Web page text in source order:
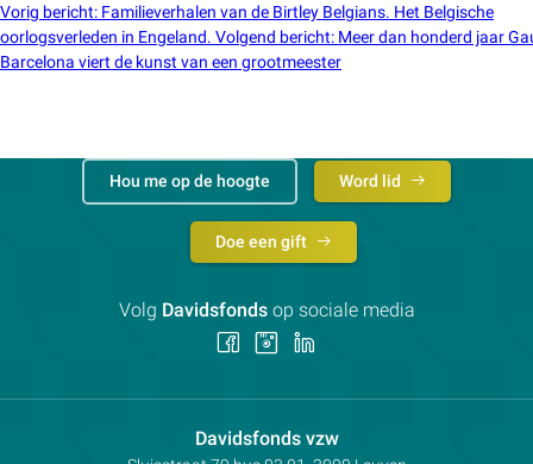
Vorig bericht: Familieverhalen van de Birtley Belgians. Het Belgische
oorlogsverleden in Engeland. Volgend bericht: Meer dan honderd jaar
Barcelona viert de kunst van een grootmeester
Davidsfonds vzwContactpersoon:
Hou me op de hoogte Word lid
Doe een gift
Volg Davidsfondsop sociale media
Volg Volg